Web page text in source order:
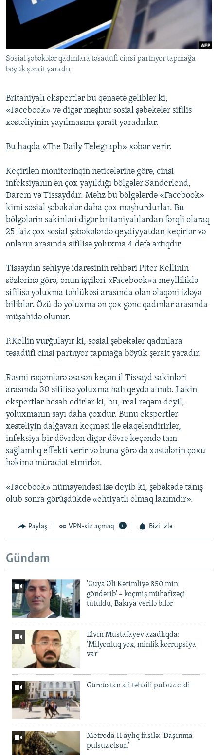
İNFOQRAFIKA
KARIKATURA
AZƏRBAYCAN ƏDƏBIYYATI KITABXANASI
İSLAM VƏ DEMOKRATIYA
İZ - MƏDƏNIYYƏT PROQRAMI
PEŞƏ ETIKASI VƏ JURNALISTIKA STANDARTLARIMIZ
MATERIALLARIMIZDAN ISTIFADƏ
AZADLIQRADIOSU MOBIL TELEFONUNUZDA
XƏBƏR BÜLLETENLƏRIMIZ
BIZI IZLƏ
RFE/RL-in bütün saytları
Sosial şəbəkələr qadınlara təsadüfi cinsi partnyor tapmağa
böyük şərait yaradır
Britaniyalı ekspertlər bu qənaətə gəliblər ki,
«Facebook» və digər məşhur sosial şəbəkələr sifilis
xəstəliyinin yayılmasına şərait yaradırlar.
Bu haqda «The Daily Telegraph» xəbər verir.
Keçirilən monitorinqin nəticələrinə görə, cinsi
infeksiyanın ən çox yayıldığı bölgələr Sanderlend,
Darem və Tissayddır. Məhz bu bölgələrdə «Facebook»
kimi sosial şəbəkələr daha çox məşhurdurlar. Bu
bölgələrin sakinləri digər britaniyalılardan fərqli olaraq
25 faiz çox sosial şəbəkələrdə qeydiyyatdan keçirlər və
onların arasında sifilisə yoluxma 4 dəfə artıqdır.
Tissaydın səhiyyə idarəsinin rəhbəri Piter Kellinin
sözlərinə görə, onun işçiləri «Facebook»a meylliliklə
sifilisə yoluxma təhlükəsi arasında olan əlaqəni izləyə
biliblər. Özü də yoluxma ən çox gənc qadınlar arasında
müşahidə olunur.
P.Kellin vurğulayır ki, sosial şəbəkələr qadınlara
təsadüfi cinsi partnyor tapmağa böyük şərait yaradır.
Rəsmi rəqəmlərə əsasən keçən il Tissayd sakinləri
arasında 30 sifilisə yoluxma halı qeydə alınıb. Lakin
ekspertlər hesab edirlər ki, bu, real rəqəm deyil,
yoluxmanın sayı daha çoxdur. Bunu ekspertlər
xəstəliyin dalğavarı keçməsi ilə əlaqələndirirlər,
infeksiya bir dövrdən digər dövrə keçəndə tam
sağlamlıq effekti verir və buna görə də xəstələrin çoxu
həkimə müraciət etmirlər.
«Facebook» nümayəndəsi isə deyib ki, şəbəkədə tanış
olub sonra görüşdükdə «ehtiyatlı olmaq lazımdır».
Paylaş VPN-siz açmaq Bizi izlə
Gündəm
'Guya Əli Kərimliyə 850 min
göndərib' – keçmiş mühafizəçi
tutuldu, Bakıya verilə bilər
Elvin Mustafayev azadlıqda:
'Milyonluq yox, minlik korrupsiya
var'
Gürcüstan ali təhsili pulsuz etdi
Metroda 11 aylıq fasilə: 'Daşınma
pulsuz olsun'